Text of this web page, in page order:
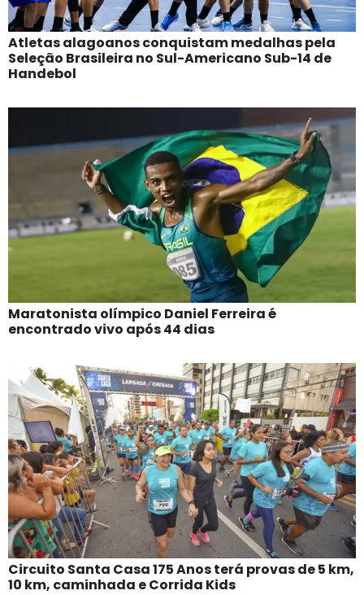
Atletas alagoanos conquistam medalhas pela
Seleção Brasileira no Sul-Americano Sub-14 de
Handebol
Maratonista olímpico Daniel Ferreira é
encontrado vivo após 44 dias
Circuito Santa Casa 175 Anos terá provas de 5 km,
10 km, caminhada e Corrida Kids